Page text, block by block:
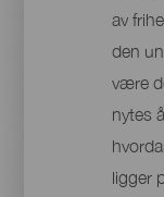
av
den
være
nytes
ligger